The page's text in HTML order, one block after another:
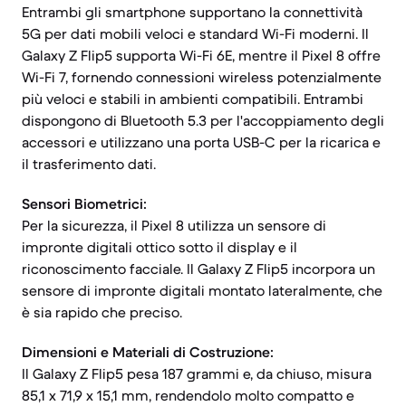
Entrambi gli smartphone supportano la connettività
5G per dati mobili veloci e standard Wi-Fi moderni. Il
Galaxy Z Flip5 supporta Wi-Fi 6E, mentre il Pixel 8 offre
Wi-Fi 7, fornendo connessioni wireless potenzialmente
più veloci e stabili in ambienti compatibili. Entrambi
dispongono di Bluetooth 5.3 per l'accoppiamento degli
accessori e utilizzano una porta USB-C per la ricarica e
il trasferimento dati.
Sensori Biometrici:
Per la sicurezza, il Pixel 8 utilizza un sensore di
impronte digitali ottico sotto il display e il
riconoscimento facciale. Il Galaxy Z Flip5 incorpora un
sensore di impronte digitali montato lateralmente, che
è sia rapido che preciso.
Dimensioni e Materiali di Costruzione:
Il Galaxy Z Flip5 pesa 187 grammi e, da chiuso, misura
85,1 x 71,9 x 15,1 mm, rendendolo molto compatto e